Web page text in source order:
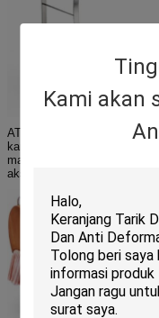
Kami akan
ATUR & HIBUR —
kamar mandi, ruang
makan, prasmanan,
aksen yang cantik di ruang